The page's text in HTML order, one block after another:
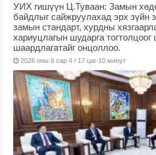
УИХ гишүүн Ц.Туваан: Замын
байдлыг сайжруулахад эрх зүйн
замын стандарт, хурдны
хариуцлагын шударга
шаардлагатайг онцоллоо.
2026 оны 6 сар 4 / 17 цаг 10 минут